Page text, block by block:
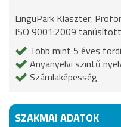
LinguPark Klaszter,
ISO 9001:2009
Több mint 5 éves
Anyanyelvi szintű
Számlaképesség
SZAKMAI ADATOK